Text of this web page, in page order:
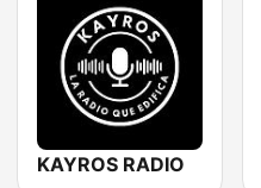
KAYROS RADIO